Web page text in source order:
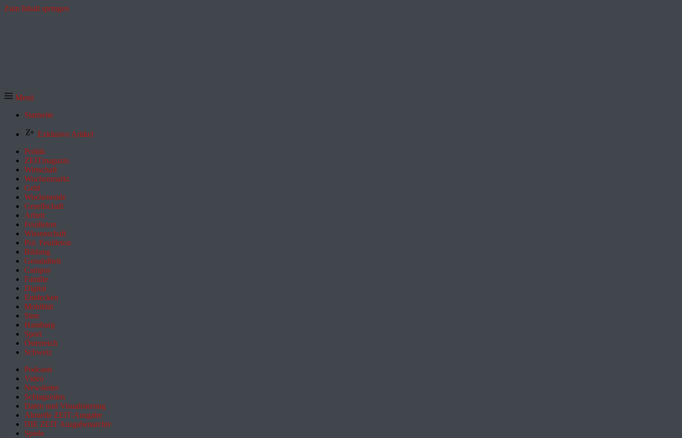
Zum Inhalt springen
Menü
Startseite
Exklusive Artikel
Politik
ZEITmagazin
Wirtschaft
Wochenmarkt
Geld
Wochenende
Gesellschaft
Arbeit
Feuilleton
Wissenschaft
Pol. Feuilleton
Bildung
Gesundheit
Campus
Familie
Digital
Entdecken
Mobilität
Sinn
Hamburg
Sport
Österreich
Schweiz
Podcasts
Video
Newsletter
Schlagzeilen
Daten und Visualisierung
Aktuelle ZEIT-Ausgabe
DIE ZEIT Ausgabenarchiv
Spiele